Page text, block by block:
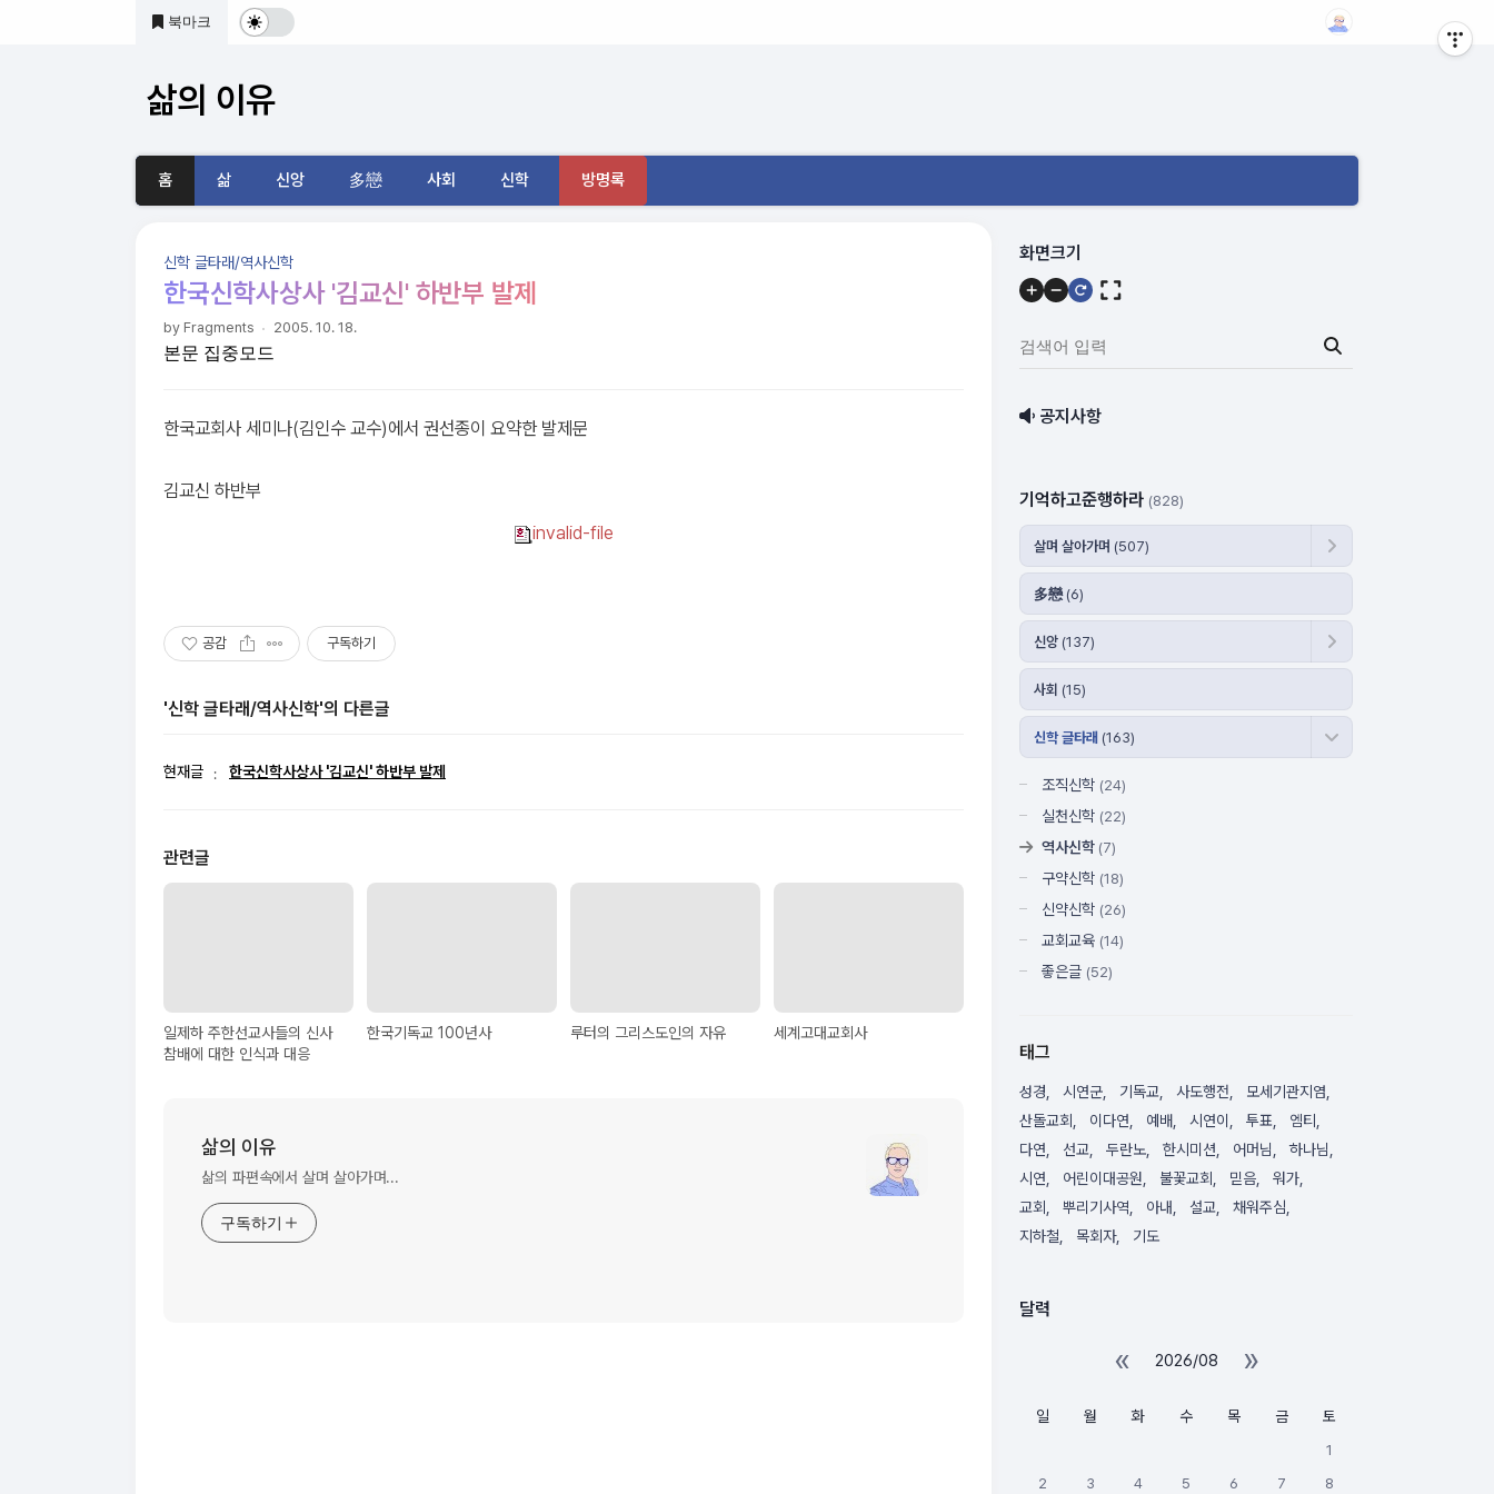
북마크 다
기
드
전
삶의 이유
홈 삶 신앙 多戀 사회 신학 방명록
신학 글타래/역사신학
한국신학사상사 '김교신' 하반부 발제
by Fragments 2005. 10. 18.
본문 집중모드
한국교회사 세미나(김인수 교수)에서 권선종이 요약한 발제문
김교신 하반부
invalid-file
공감 구독하기
'신학 글타래/역사신학'의 다른글
현재글 한국신학사상사 '김교신' 하반부 발제
관련글
일제하 주한선교사들의 신사
참배에 대한 인식과 대응
한국기독교 100년사 루터의 그리스도인의 자유 세계고대교회사
삶의 이유
삶의 파편속에서 살며 살아가며...
구독하기
이
메
뉴
내
화면크기
검
색
입 공지사항
기억하고준행하라 (828)
살며 살아가며 (507)
多戀 (6)
신앙 (137)
사회 (15)
신학 글타래 (163)
조직신학 (24)
실천신학 (22)
역사신학 (7)
구약신학 (18)
신약신학 (26)
교회교육 (14)
좋은글 (52)
태그
성경 시연군 기독교 사도행전
모세기관지염
산돌교회
이다연 예배 시연이 투표
엠티
다연
선교 두란노 한시미션 어머님
하나님
시연
어린이대공원 불꽃교회 믿음
워가
교회
뿌리기사역 아내 설교
채워주심
지하철
목회자 기도
달력
« 2026/08 »
일 월 화 수 목 금 토
1
2
3 4 5 6 7 8